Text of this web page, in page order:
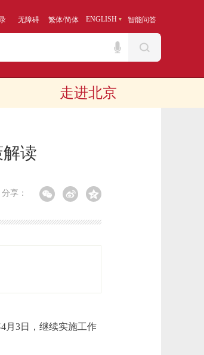
无障碍 繁体/简体 ENGLISH 智能问答
走进北京
读
分享：
月3日，继续实施工作